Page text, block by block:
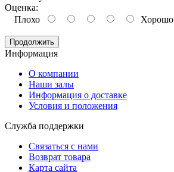
Оценка:
Плохо
Хорошо
Продолжить
Информация
O компании
Наши залы
Информация о доставке
Условия и положения
Служба поддержки
Связаться с нами
Возврат товара
Карта сайта